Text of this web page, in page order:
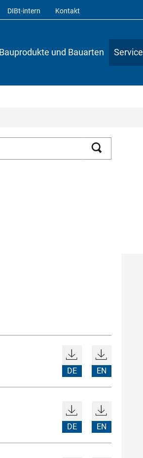
DIBt-intern Kontakt
Bauprodukte und Bauarten Service
DE EN
DE EN